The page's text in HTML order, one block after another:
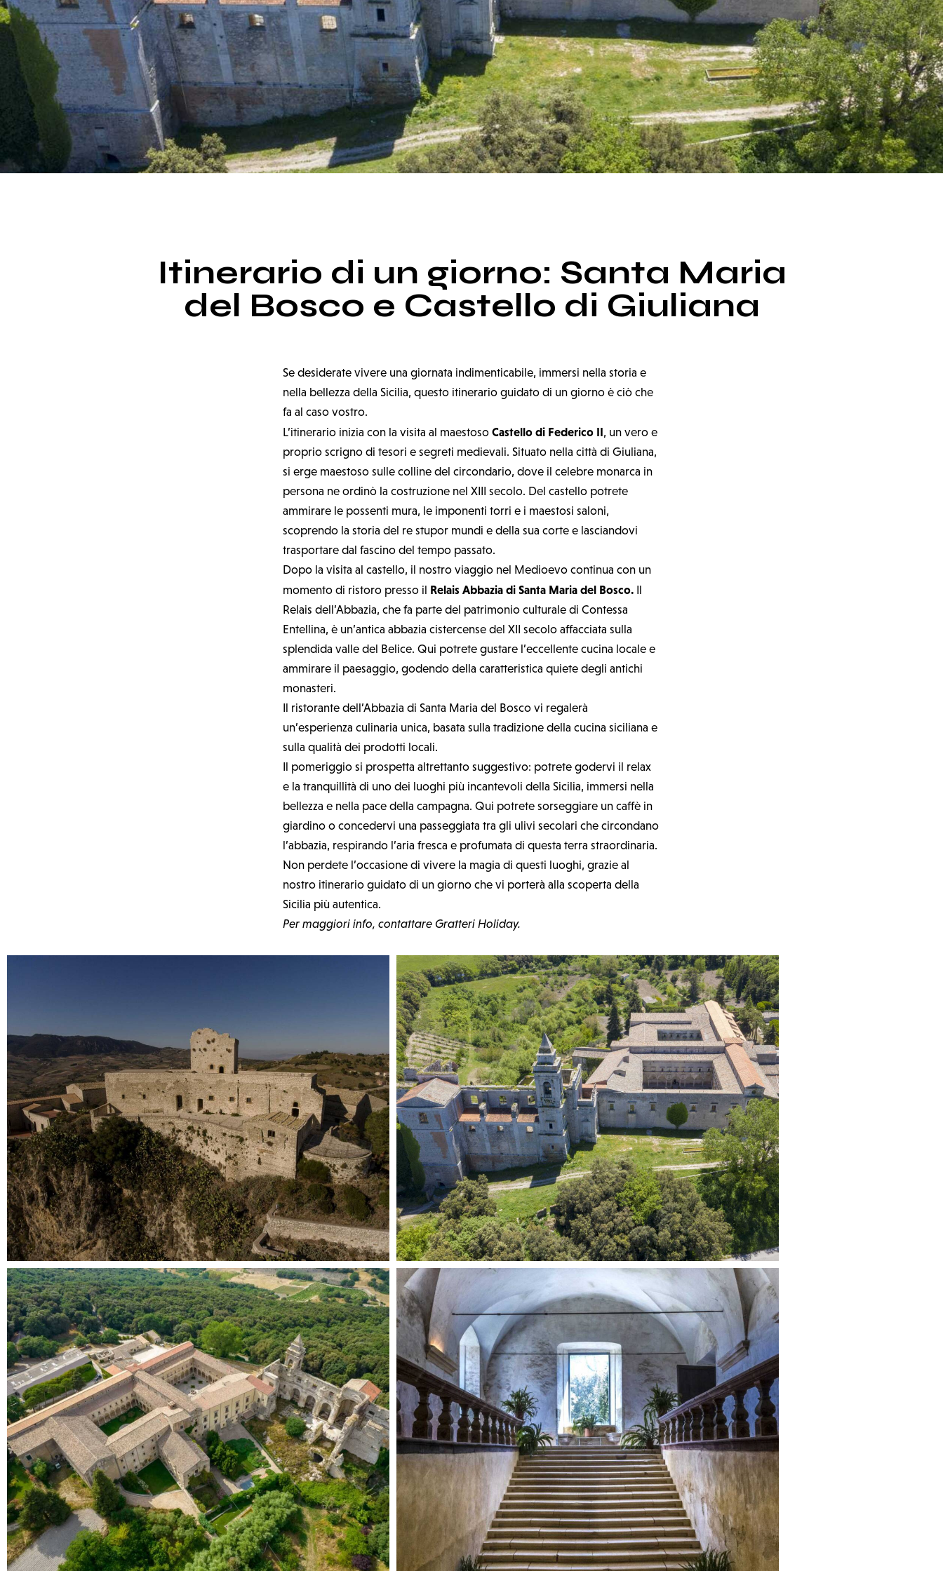
Itinerario di un giorno: Santa Maria
del Bosco e Castello di Giuliana
Se desiderate vivere una giornata indimenticabile, immersi nella storia e
nella bellezza della Sicilia, questo itinerario guidato di un giorno è ciò che
fa al caso vostro.
L’itinerario inizia con la visita al maestosoCastello di Federico II, un vero e
proprio scrigno di tesori e segreti medievali. Situato nella città di Giuliana,
si erge maestoso sulle colline del circondario, dove il celebre monarca in
persona ne ordinò la costruzione nel XIII secolo. Del castello potrete
ammirare le possenti mura, le imponenti torri e i maestosi saloni,
scoprendo la storia del re stupor mundi e della sua corte e lasciandovi
trasportare dal fascino del tempo passato.
Dopo la visita al castello, il nostro viaggio nel Medioevo continua con un
momento di ristoro presso il Relais Abbazia di Santa Maria del Bosco.
Relais dell’Abbazia, che fa parte del patrimonio culturale di Contessa
Entellina, è un’antica abbazia cistercense del XII secolo affacciata sulla
splendida valle del Belice. Qui potrete gustare l’eccellente cucina locale e
ammirare il paesaggio, godendo della caratteristica quiete degli antichi
monasteri.
Il ristorante dell’Abbazia di Santa Maria del Bosco vi regalerà
un’esperienza culinaria unica, basata sulla tradizione della cucina siciliana e
sulla qualità dei prodotti locali.
Il pomeriggio si prospetta altrettanto suggestivo: potrete godervi il relax
e la tranquillità di uno dei luoghi più incantevoli della Sicilia, immersi nella
bellezza e nella pace della campagna. Qui potrete sorseggiare un caffè in
giardino o concedervi una passeggiata tra gli ulivi secolari che circondano
l’abbazia, respirando l’aria fresca e profumata di questa terra straordinaria.
Non perdete l’occasione di vivere la magia di questi luoghi, grazie al
nostro itinerario guidato di un giorno che vi porterà alla scoperta della
Sicilia più autentica.
Per maggiori info, contattare Gratteri Holiday.